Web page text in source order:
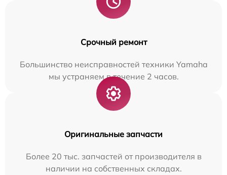
Срочный ремонт
Большинство неисправностей техники Yamaha
мы устраняем в течение 2 часов.
Оригинальные запчасти
Более 20 тыс. запчастей от производителя в
наличии на собственных складах.